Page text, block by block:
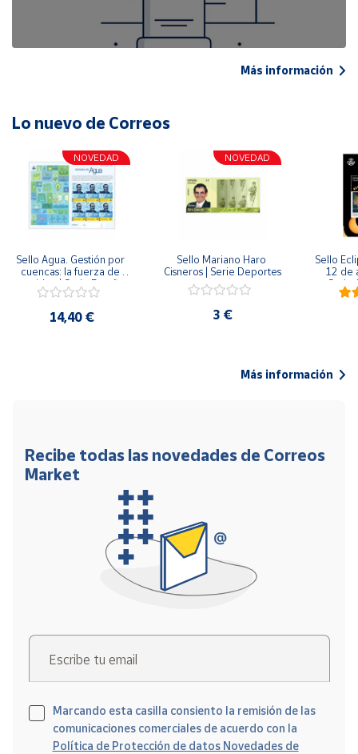
Más información
Lo nuevo de Correos
NOVEDAD
Sello Agua. Gestión por
cuencas: la fuerza de
una idea.| Serie España
ES| Pliego Premium
14,40 €
NOVEDAD
Sello Mariano Haro
Cisneros | Serie Deportes
3 €
Sello
12 de
Serie
Más información
Recibe todas las novedades de Correos
Market
Escribe tu email
Marcando esta casilla consiento la remisión de las
comunicaciones comerciales de acuerdo con la
Política de Protección de datos Novedades de